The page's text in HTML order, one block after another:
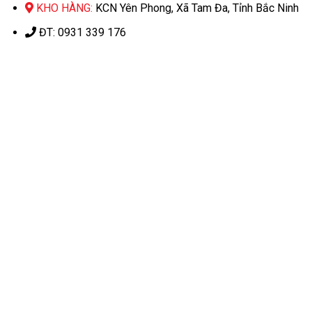
KHO HÀNG: KCN Yên Phong, Xã Tam Đa, Tỉnh Bắc Ninh
ĐT: 0931 339 176